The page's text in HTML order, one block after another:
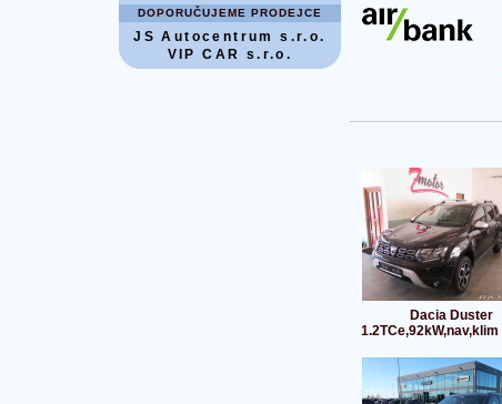
DOPORUČUJEME PRODEJCE
JS Autocentrum s.r.o.
VIP CAR s.r.o.
Dacia Duster